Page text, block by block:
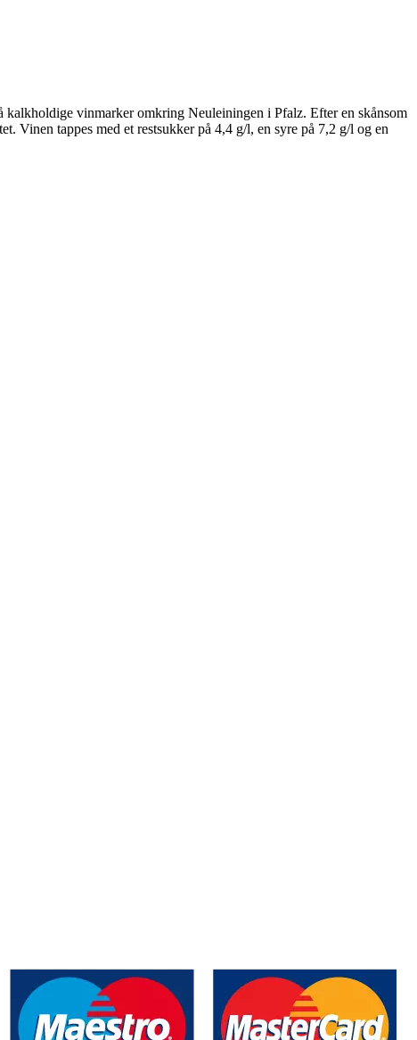
kalkholdige vinmarker omkring Neuleiningen i Pfalz. Efter en skånsom
Vinen tappes med et restsukker på 4,4 g/l, en syre på 7,2 g/l og en